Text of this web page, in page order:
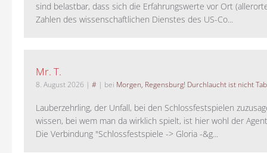
sind belastbar, dass sich die Erfahrungswerte vor Ort
Zahlen des wissenschaftlichen Dienstes des US-Co...
Mr. T.
8. August 2026 | # | bei Morgen, Regensburg! Durchlaucht ist nicht
Lauberzehrling, der Unfall, bei den Schlossfestspielen
wissen, bei wem man da wirklich spielt, ist hier wohl der
Die Verbindung "Schlossfestspiele -> Gloria -&g...